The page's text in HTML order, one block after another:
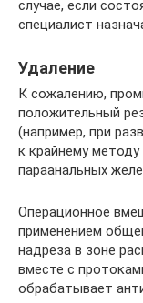
случае, если
специалист
Удаление
К сожалению,
положительный
(например, при
к крайнему методу
параанальных
Операционное
применением
надреза в зоне
вместе с
обрабатывает